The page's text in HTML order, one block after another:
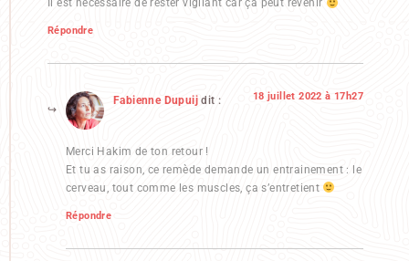
Il est nécessaire de rester vigilant car ça peut revenir
Répondre
Fabienne Dupuij dit : 18 juillet 2022 à 17h27
Merci Hakim de ton retour !
Et tu as raison, ce remède demande un entrainement : le
cerveau, tout comme les muscles, ça s’entretient
Répondre